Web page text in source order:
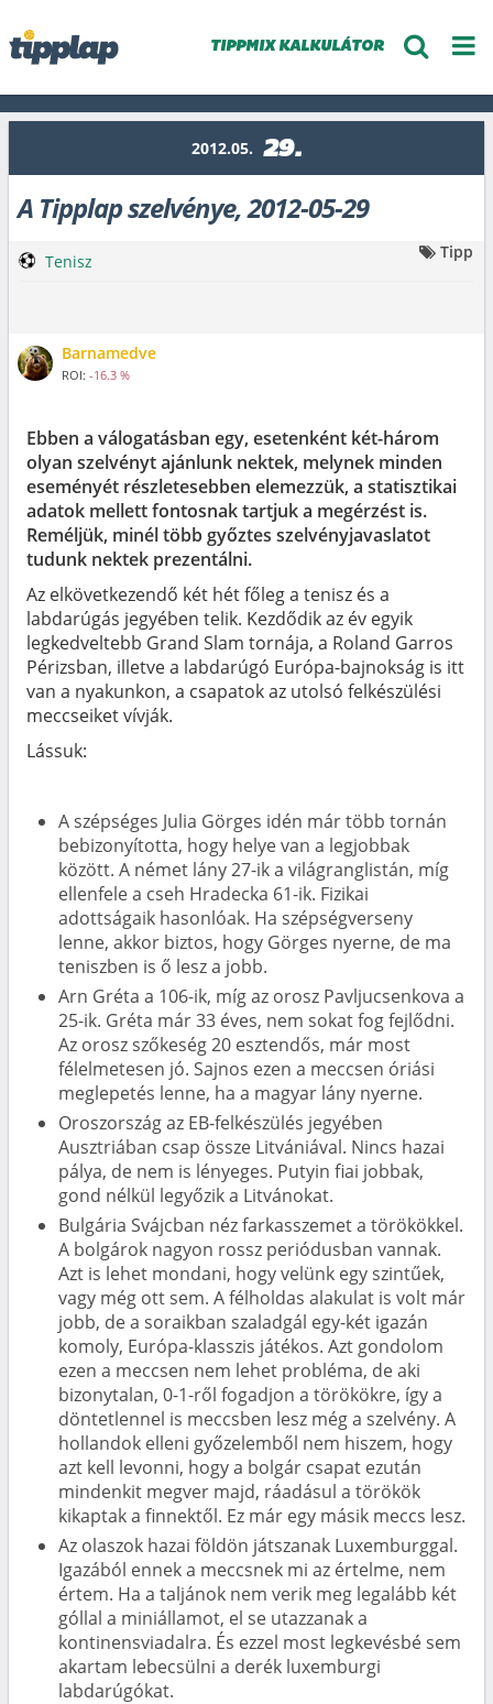
TIPPMIX KALKULÁTOR
2012.05. 29.
A Tipplap szelvénye, 2012-05-29
Barnamedve
ROI: -16.3 %
Tenisz Tipp
Ebben a válogatásban egy, esetenként két-három
olyan szelvényt ajánlunk nektek, melynek minden
eseményét részletesebben elemezzük, a statisztikai
adatok mellett fontosnak tartjuk a megérzést is.
Reméljük, minél több győztes szelvényjavaslatot
tudunk nektek prezentálni.
Az elkövetkezendő két hét főleg a tenisz és a
labdarúgás jegyében telik. Kezdődik az év egyik
legkedveltebb Grand Slam tornája, a Roland Garros
Périzsban, illetve a labdarúgó Európa-bajnokság is itt
van a nyakunkon, a csapatok az utolsó felkészülési
meccseiket vívják.
Lássuk:
A szépséges Julia Görges idén már több tornán
bebizonyította, hogy helye van a legjobbak
között. A német lány 27-ik a világranglistán, míg
ellenfele a cseh Hradecka 61-ik. Fizikai
adottságaik hasonlóak. Ha szépségverseny
lenne, akkor biztos, hogy Görges nyerne, de ma
teniszben is ő lesz a jobb.
Arn Gréta a 106-ik, míg az orosz Pavljucsenkova a
25-ik. Gréta már 33 éves, nem sokat fog fejlődni.
Az orosz szőkeség 20 esztendős, már most
félelmetesen jó. Sajnos ezen a meccsen óriási
meglepetés lenne, ha a magyar lány nyerne.
Oroszország az EB-felkészülés jegyében
Ausztriában csap össze Litvániával. Nincs hazai
pálya, de nem is lényeges. Putyin fiai jobbak,
gond nélkül legyőzik a Litvánokat.
Bulgária Svájcban néz farkasszemet a törökökkel.
A bolgárok nagyon rossz periódusban vannak.
Azt is lehet mondani, hogy velünk egy szintűek,
vagy még ott sem. A félholdas alakulat is volt már
jobb, de a soraikban szaladgál egy-két igazán
komoly, Európa-klasszis játékos. Azt gondolom
ezen a meccsen nem lehet probléma, de aki
bizonytalan, 0-1-ről fogadjon a törökökre, így a
döntetlennel is meccsben lesz még a szelvény. A
hollandok elleni győzelemből nem hiszem, hogy
azt kell levonni, hogy a bolgár csapat ezután
mindenkit megver majd, ráadásul a törökök
kikaptak a finnektől. Ez már egy másik meccs lesz.
Az olaszok hazai földön játszanak Luxemburggal.
Igazából ennek a meccsnek mi az értelme, nem
értem. Ha a taljánok nem verik meg legalább két
góllal a miniállamot, el se utazzanak a
kontinensviadalra. És ezzel most legkevésbé sem
akartam lebecsülni a derék luxemburgi
labdarúgókat.